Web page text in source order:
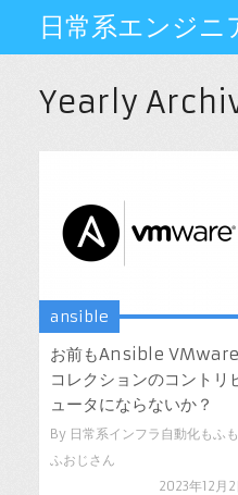
日常系エンジ
Yearly
ansible
お前もAnsible VMware
コレクションのコントリ
ュータにならないか？
By 日常系インフラ自動化もふも
ふおじさん
2023年12月2